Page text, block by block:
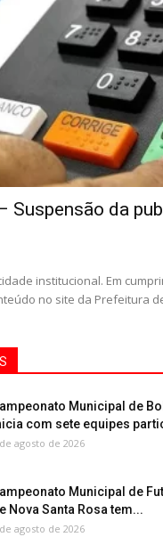
Suspensão da
institucional. Em
no site da Prefeitura
Municipal de
com sete equipes
agosto de 2026
Municipal de
Nova Santa Rosa tem...
agosto de 2026